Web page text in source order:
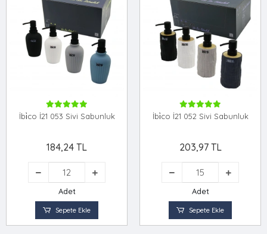
İbi̇co İ21 053 Sivi Sabunluk
184,24 TL
Adet
Sepete Ekle
İbi̇co İ21 052 Sivi Sabunluk
203,97 TL
Adet
Sepete Ekle